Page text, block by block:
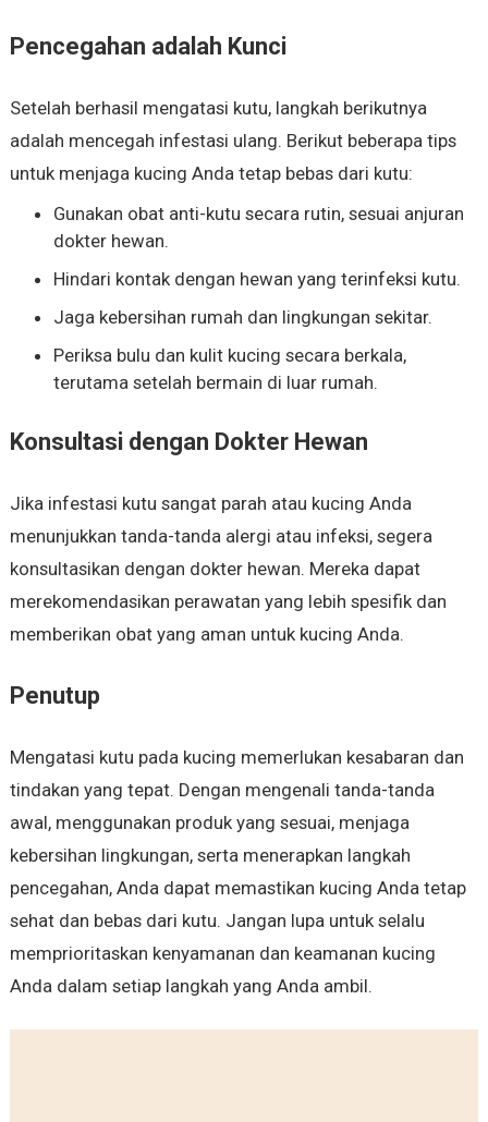
Pencegahan adalah Kunci
Setelah berhasil mengatasi kutu, langkah berikutnya
adalah mencegah infestasi ulang. Berikut beberapa tips
untuk menjaga kucing Anda tetap bebas dari kutu:
Gunakan obat anti-kutu secara rutin, sesuai anjuran
dokter hewan.
Hindari kontak dengan hewan yang terinfeksi kutu.
Jaga kebersihan rumah dan lingkungan sekitar.
Periksa bulu dan kulit kucing secara berkala,
terutama setelah bermain di luar rumah.
Konsultasi dengan Dokter Hewan
Jika infestasi kutu sangat parah atau kucing Anda
menunjukkan tanda-tanda alergi atau infeksi, segera
konsultasikan dengan dokter hewan. Mereka dapat
merekomendasikan perawatan yang lebih spesifik dan
memberikan obat yang aman untuk kucing Anda.
Penutup
Mengatasi kutu pada kucing memerlukan kesabaran dan
tindakan yang tepat. Dengan mengenali tanda-tanda
awal, menggunakan produk yang sesuai, menjaga
kebersihan lingkungan, serta menerapkan langkah
pencegahan, Anda dapat memastikan kucing Anda tetap
sehat dan bebas dari kutu. Jangan lupa untuk selalu
memprioritaskan kenyamanan dan keamanan kucing
Anda dalam setiap langkah yang Anda ambil.